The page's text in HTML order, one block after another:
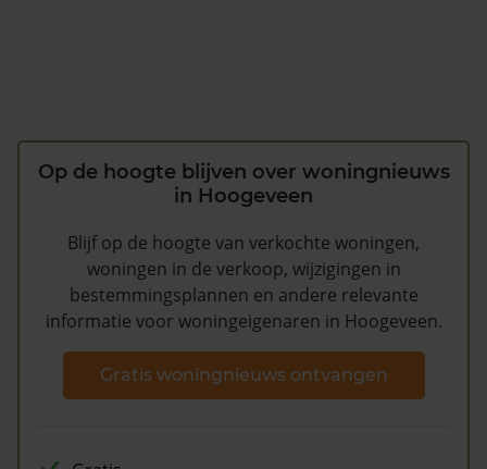
Op de hoogte blijven over woningnieuws
in Hoogeveen
Blijf op de hoogte van verkochte woningen,
woningen in de verkoop, wijzigingen in
bestemmingsplannen en andere relevante
informatie voor woningeigenaren in Hoogeveen.
Gratis woningnieuws ontvangen